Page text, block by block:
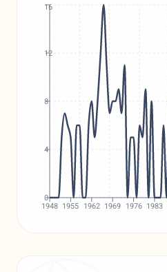
1948 1955 1962 1969 1976 1983
0
4
8
12
16